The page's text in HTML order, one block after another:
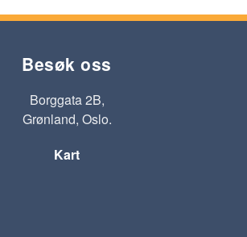
Besøk oss
Borggata 2B,
Grønland, Oslo.
Kart